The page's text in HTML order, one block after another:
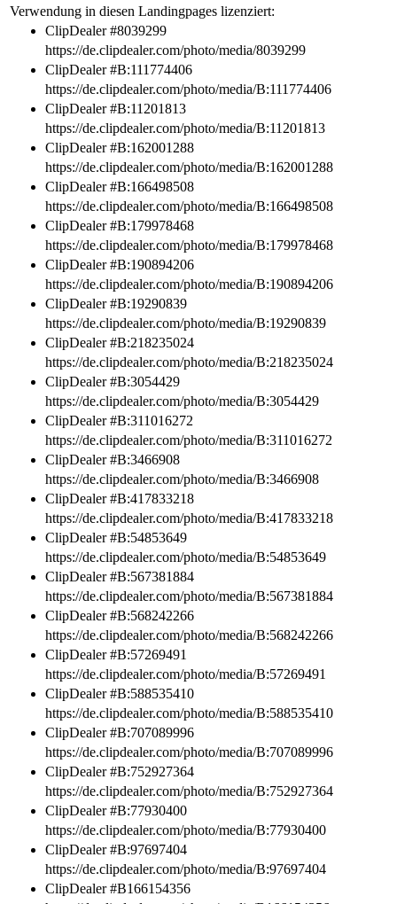
Verwendung in diesen Landingpages lizenziert:
ClipDealer #8039299
https://de.clipdealer.com/photo/media/8039299
ClipDealer #B:111774406
https://de.clipdealer.com/photo/media/B:111774406
ClipDealer #B:11201813
https://de.clipdealer.com/photo/media/B:11201813
ClipDealer #B:162001288
https://de.clipdealer.com/photo/media/B:162001288
ClipDealer #B:166498508
https://de.clipdealer.com/photo/media/B:166498508
ClipDealer #B:179978468
https://de.clipdealer.com/photo/media/B:179978468
ClipDealer #B:190894206
https://de.clipdealer.com/photo/media/B:190894206
ClipDealer #B:19290839
https://de.clipdealer.com/photo/media/B:19290839
ClipDealer #B:218235024
https://de.clipdealer.com/photo/media/B:218235024
ClipDealer #B:3054429
https://de.clipdealer.com/photo/media/B:3054429
ClipDealer #B:311016272
https://de.clipdealer.com/photo/media/B:311016272
ClipDealer #B:3466908
https://de.clipdealer.com/photo/media/B:3466908
ClipDealer #B:417833218
https://de.clipdealer.com/photo/media/B:417833218
ClipDealer #B:54853649
https://de.clipdealer.com/photo/media/B:54853649
ClipDealer #B:567381884
https://de.clipdealer.com/photo/media/B:567381884
ClipDealer #B:568242266
https://de.clipdealer.com/photo/media/B:568242266
ClipDealer #B:57269491
https://de.clipdealer.com/photo/media/B:57269491
ClipDealer #B:588535410
https://de.clipdealer.com/photo/media/B:588535410
ClipDealer #B:707089996
https://de.clipdealer.com/photo/media/B:707089996
ClipDealer #B:752927364
https://de.clipdealer.com/photo/media/B:752927364
ClipDealer #B:77930400
https://de.clipdealer.com/photo/media/B:77930400
ClipDealer #B:97697404
https://de.clipdealer.com/photo/media/B:97697404
ClipDealer #B166154356